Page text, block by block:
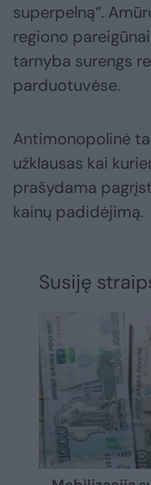
superpelną“.
regiono
tarnyba surengs
parduotuvėse.
Antimonopolinė
užklausas kai
prašydama
kainų padidėjimą.
Susiję